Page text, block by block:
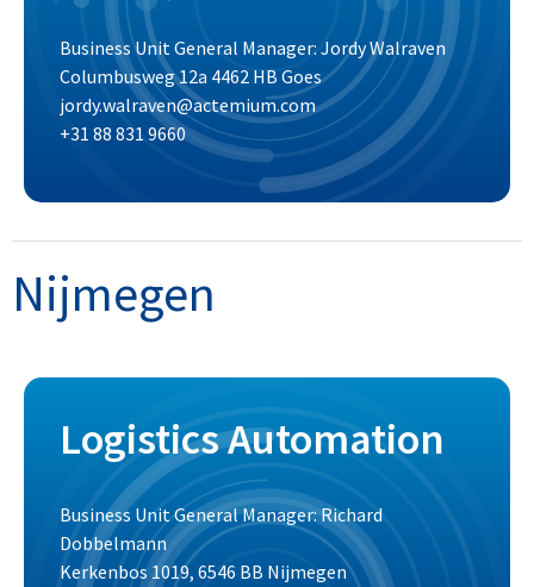
Business Unit General Manager: Jordy Walraven
Columbusweg 12a 4462 HB Goes
jordy.walraven@actemium.com
+31 88 831 9660
Nijmegen
Logistics Automation
Business Unit General Manager: Richard
Dobbelmann
Kerkenbos 1019, 6546 BB Nijmegen